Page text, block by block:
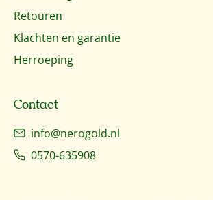
Retouren
Klachten en garantie
Herroeping
Contact
info@nerogold.nl
0570-635908